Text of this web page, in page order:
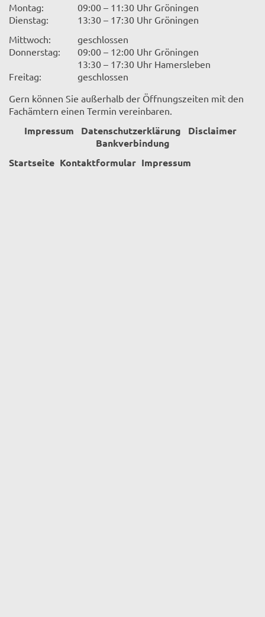
Montag:
09:00 – 11:30 Uhr Gröningen
Dienstag:
13:30 – 17:30 Uhr Gröningen
Mittwoch:
geschlossen
Donnerstag:
09:00 – 12:00 Uhr Gröningen
13:30 – 17:30 Uhr Hamersleben
Freitag:
geschlossen
Gern können Sie außerhalb der Öffnungszeiten mit den
Fachämtern einen Termin vereinbaren.
Impressum Datenschutzerklärung
Disclaimer
Bankverbindung
Startseite Kontaktformular Impressum